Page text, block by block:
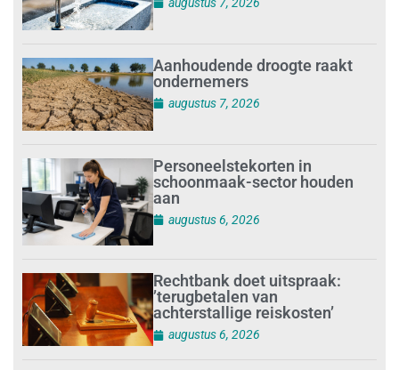
Aanhoudende droogte raakt
ondernemers
augustus 7, 2026
Personeelstekorten in
schoonmaak-sector houden
aan
augustus 6, 2026
Rechtbank doet uitspraak:
’terugbetalen van
achterstallige reiskosten’
augustus 6, 2026